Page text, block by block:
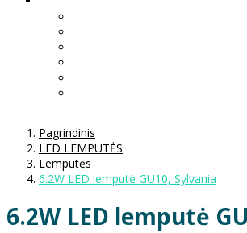
Pagrindinis
LED LEMPUTĖS
Lemputės
6.2W LED lemputė GU10, Sylvania
6.2W LED lemputė